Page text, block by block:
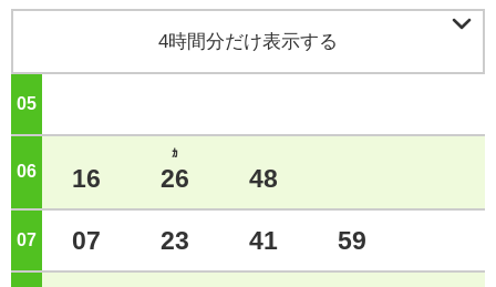
4時間分だけ表示する 
05
06 16
ｶ
26 48
07 07 23 41 59